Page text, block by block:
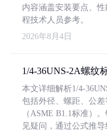
内容涵盖安装要点、
程技术人员参考。
2026年8月4日
1/4-36UNS-2A螺纹
本文详细解析1/4-
包括外径、螺距、公
（ASME B1.1标准）
见疑问，通过公式推